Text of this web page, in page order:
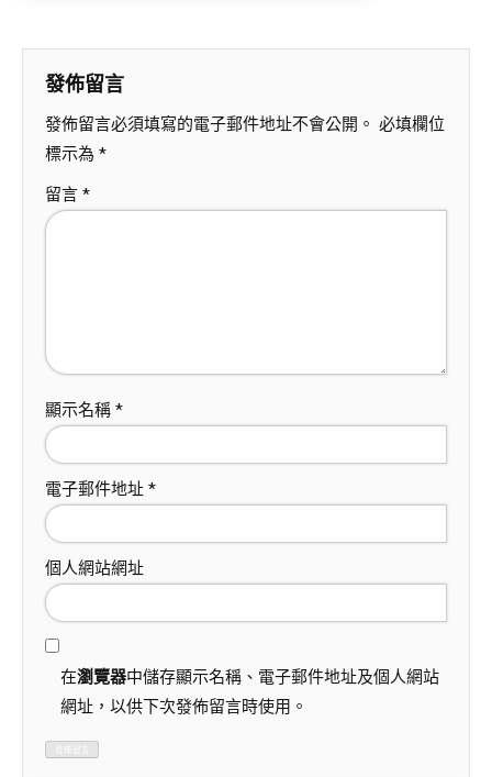
發佈留言
發佈留言必須填寫的電子郵件地址不會公開。 必填欄位
標示為 *
留言 *
顯示名稱 *
電子郵件地址 *
個人網站網址
在瀏覽器中儲存顯示名稱、電子郵件地址及個人網站
網址，以供下次發佈留言時使用。